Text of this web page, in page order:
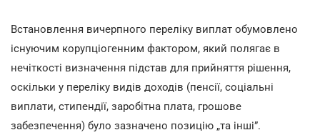
Встановлення вичерпного переліку виплат обумовлено
існуючим корупціогенним фактором, який полягає в
нечіткості визначення підстав для прийняття рішення,
оскільки у переліку видів доходів (пенсії, соціальні
виплати, стипендії, заробітна плата, грошове
забезпечення) було зазначено позицію „та інші”.